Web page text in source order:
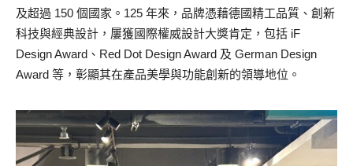
及超過 150 個國家。125 年來，品牌憑藉德國精工品質、創新
科技與經典設計，屢獲國際權威設計大獎肯定，包括 iF
Design Award、Red Dot Design Award 及 German Design
Award 等，彰顯其在產品美學與功能創新的領導地位。